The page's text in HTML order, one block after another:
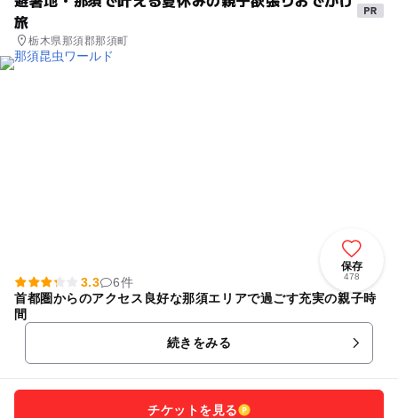
旅
栃木県那須郡那須町
保存
478
3.3
6件
首都圏からのアクセス良好な那須エリアで過ごす充実の親子時
間
続きをみる
チケットを見る